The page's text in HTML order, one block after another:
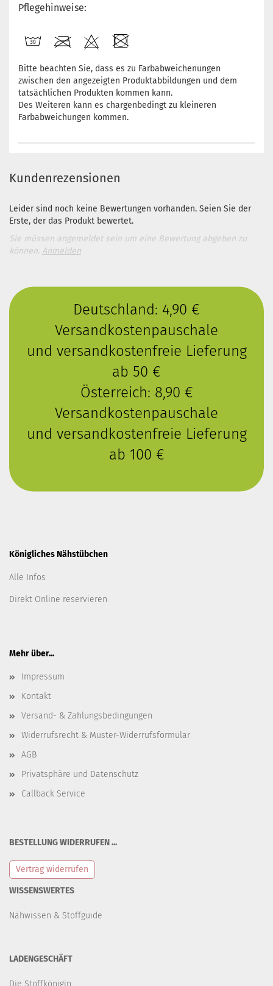
Pflegehinweise:
Bitte beachten Sie, dass es zu Farbabweichenungen
zwischen den angezeigten Produktabbildungen und dem
tatsächlichen Produkten kommen kann.
Des Weiteren kann es chargenbedingt zu kleineren
Farbabweichungen kommen.
Kundenrezensionen
Leider sind noch keine Bewertungen vorhanden. Seien Sie der
Erste, der das Produkt bewertet.
Sie müssen angemeldet sein um eine Bewertung abgeben zu
können. Anmelden
Deutschland: 4,90 €
Versandkostenpauschale
und versandkostenfreie Lieferung
ab 50 €
Österreich: 8,90 €
Versandkostenpauschale
und versandkostenfreie Lieferung
ab 100 €
Königliches Nähstübchen
Alle Infos
Direkt Online reservieren
Mehr über...
Impressum
Kontakt
Versand- & Zahlungsbedingungen
Widerrufsrecht & Muster-Widerrufsformular
AGB
Privatsphäre und Datenschutz
Callback Service
BESTELLUNG WIDERRUFEN ...
Vertrag widerrufen
WISSENSWERTES
Nähwissen & Stoffguide
LADENGESCHÄFT
Die Stoffkönigin